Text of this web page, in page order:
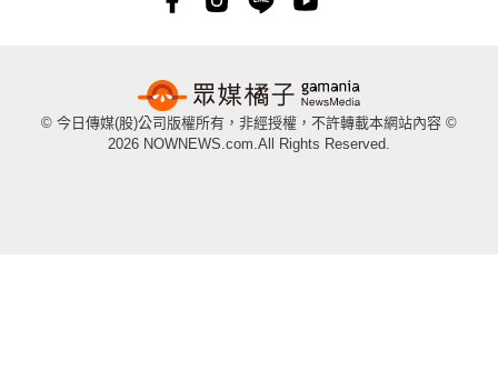
© 今日傳媒(股)公司版權所有，非經授權，不許轉載本網站內容 ©
2026 NOWNEWS.com.All Rights Reserved.